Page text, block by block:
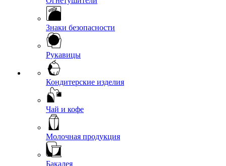
Знаки безопасности
Рукавицы
Кондитерские изделия
Чай и кофе
Молочная продукция
Бакалея